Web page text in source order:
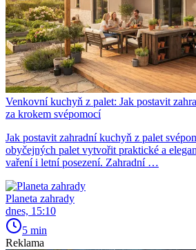
Venkovní kuchyň z palet: Jak postavit
za krokem svépomocí
Jak postavit zahradní kuchyň z palet
obyčejných palet vytvořit praktické a
vaření i letní posezení. Zahradní …
Planeta zahrady
dnes, 15:10
5 min
Reklama